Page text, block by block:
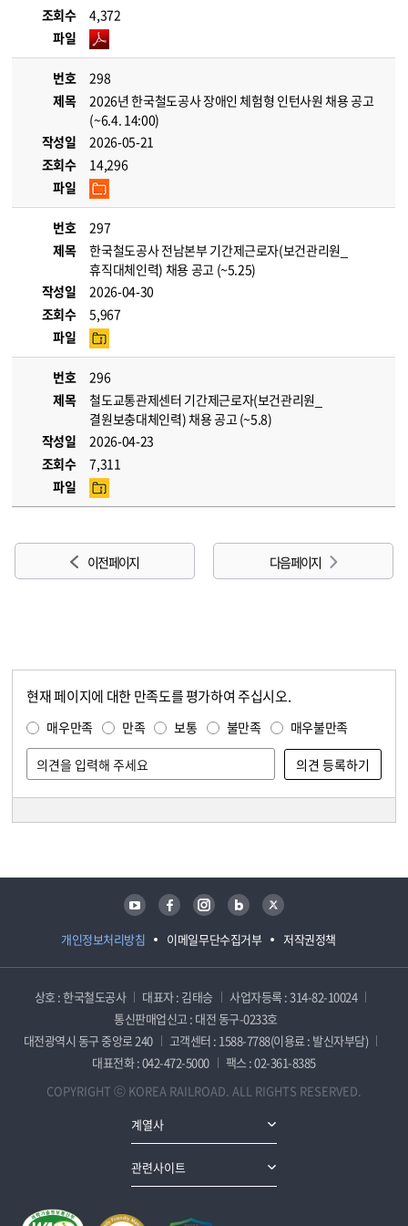
조회수
4,372
파일
번호
298
제목
2026년 한국철도공사 장애인 체험형 인턴사원 채용 공고
(~6.4. 14:00)
작성일
2026-05-21
조회수
14,296
파일
번호
297
제목
한국철도공사 전남본부 기간제근로자(보건관리원_
휴직대체인력) 채용 공고 (~5.25)
작성일
2026-04-30
조회수
5,967
파일
번호
296
제목
철도교통관제센터 기간제근로자(보건관리원_
결원보충대체인력) 채용 공고 (~5.8)
작성일
2026-04-23
조회수
7,311
파일
이전 페이지 다음 페이지
현재 페이지에 대한 만족도를 평가하여 주십시오.
매우만족 만족 보통 불만족 매우불만족
개인정보처리방침 이메일무단수집거부 저작권정책
유튜브 페이스북 인스타그램 블로그 트위터
상호 : 한국철도공사 대표자 : 김태승
사업자등록 : 314-82-10024
통신판매업신고 : 대전 동구-0233호
대전광역시 동구 중앙로 240
고객센터 : 1588-7788(이용료 : 발신자부담)
대표전화 : 042-472-5000
팩스 : 02-361-8385
COPYRIGHT ⓒ KOREA RAILROAD. ALL RIGHTS RESERVED.
계열사
관련사이트